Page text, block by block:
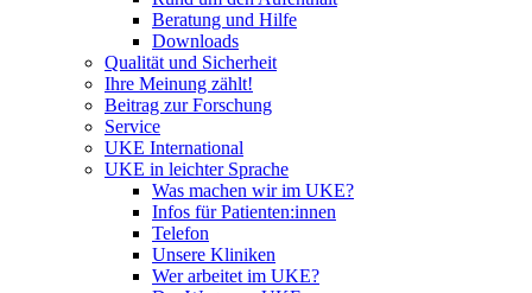
Beratung und Hilfe
Downloads
Qualität und Sicherheit
Ihre Meinung zählt!
Beitrag zur Forschung
Service
UKE International
UKE in leichter Sprache
Was machen wir im UKE?
Infos für Patienten:innen
Telefon
Unsere Kliniken
Wer arbeitet im UKE?